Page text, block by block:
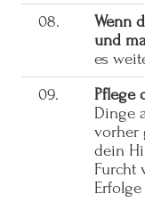
08.
Wenn
und
es
09.
Pflege
Dinge
vorher
dein
Furcht